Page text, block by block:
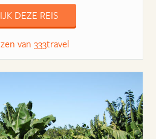
DEZE REIS
van 333travel